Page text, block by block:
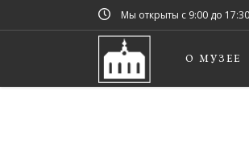
Мы открыты с 9:00 до 17:30
О МУЗЕЕ